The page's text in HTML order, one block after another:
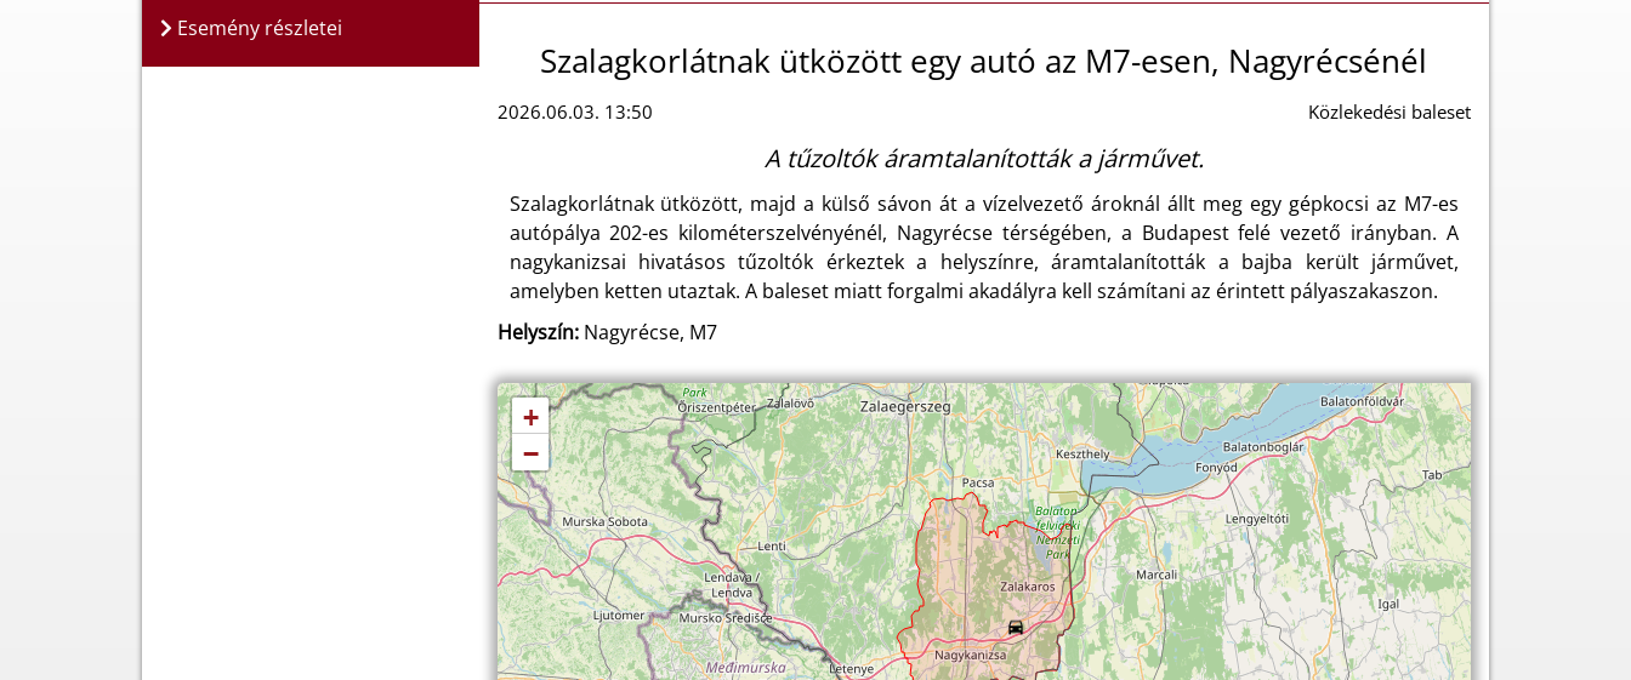
Esemény részletei
Szalagkorlátnak ütközött egy autó az M7-esen, Nagyrécsénél
2026.06.03. 13:50 Közlekedési baleset
A tűzoltók áramtalanították a járművet.
Szalagkorlátnak ütközött, majd a külső sávon át a vízelvezető ároknál állt meg egy gépkocsi az M7-es
autópálya 202-es kilométerszelvényénél, Nagyrécse térségében, a Budapest felé vezető irányban. A
nagykanizsai hivatásos tűzoltók érkeztek a helyszínre, áramtalanították a bajba került járművet,
amelyben ketten utaztak. A baleset miatt forgalmi akadályra kell számítani az érintett pályaszakaszon.
Helyszín:Nagyrécse, M7
+
−